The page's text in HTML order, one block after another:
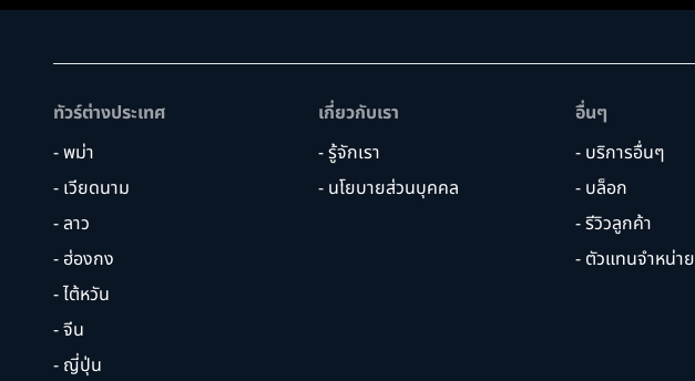
ทัวร์ต่างประเทศ
- พม่า
- เวียดนาม
- ลาว
- ฮ่องกง
- ไต้หวัน
- จีน
- ญี่ปุ่น
เกี่ยวกับเรา
- รู้จักเรา
- นโยบายส่วนบุคคล
อื่นๆ
- บริการอื่นๆ
- บล็อก
- รีวิวลูกค้า
- ตัวแทนจำหน่าย